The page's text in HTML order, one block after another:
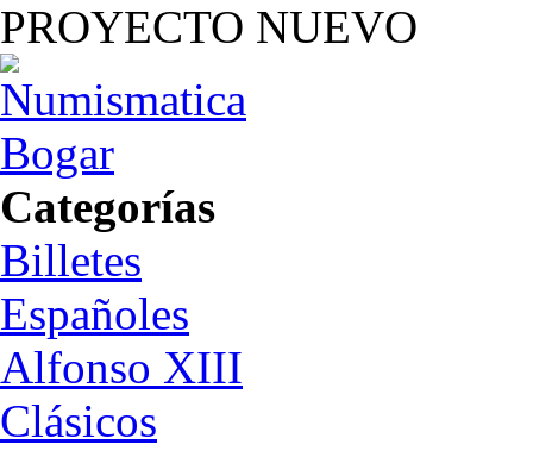
PROYECTO NUEVO
Categorías
Billetes
Españoles
Alfonso XIII
Clásicos